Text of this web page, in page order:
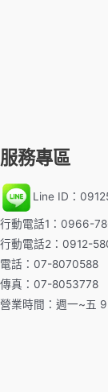
服務專區
Line ID：
行動電話1：0966-
行動電話2：0912-
電話：07-8070588
傳真：07-8053778
營業時間：週一~五